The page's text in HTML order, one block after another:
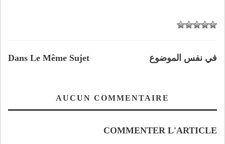
Dans Le Même Sujet في نفس الموضوع
AUCUN COMMENTAIRE
COMMENTER L'ARTICLE